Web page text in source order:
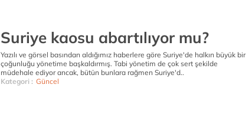
Suriye kaosu abartılıyor mu?
Yazılı ve görsel basından aldığımız haberlere göre Suriye'de halkın büyük bir
çoğunluğu yönetime başkaldırmış. Tabi yönetim de çok sert şekilde
müdehale ediyor ancak, bütün bunlara rağmen Suriye'd..
Kategori : Güncel